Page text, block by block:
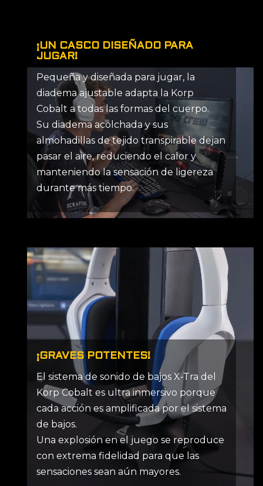
¡UN CASCO DISEÑADO PARA
JUGAR!
Pequeña y diseñada para jugar, la
diadema ajustable adapta la Korp
Cobalt a todas las formas del cuerpo.
Su diadema acolchada y sus
almohadillas de tejido transpirable dejan
pasar el aire, reduciendo el calor y
manteniendo la sensación de ligereza
durante más tiempo.
¡GRAVES POTENTES!
El sistema de sonido de bajos X-Tra del
Korp Cobalt es ultra inmersivo porque
cada acción es amplificada por el sistema
de bajos.
Una explosión en el juego se reproduce
con extrema fidelidad para que las
sensaciones sean aún mayores.